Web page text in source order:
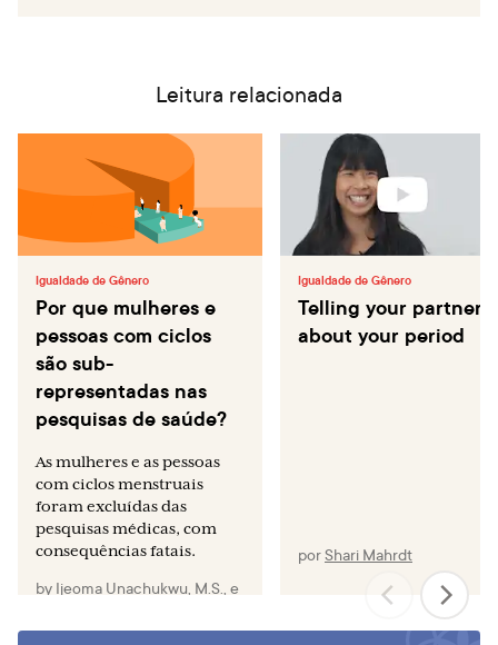
https://www1.folha.uol.com.br/colunas/tabata-
amaral/2020/03/pobreza-menstrual.shtml
19/Mar/2020.
Disponível em
https://g1.globo.com/rj/rio-de-
janeiro/noticia/2020/07/03/rj-sanciona-lei-que-inclui-
absorventes-e-fraldas-descartaveis-infantis-e-
geriatricas-em-cesta-basica.ghtml
. Acesso em
07/Jul/2020.
Leitura relacionada
Igualdade de Gênero
Por que mulheres e
pessoas com ciclos
são sub-
representadas nas
pesquisas de saúde?
As mulheres e as pessoas
com ciclos menstruais
foram excluídas das
pesquisas médicas, com
consequências fatais.
by Ijeoma Unachukwu, M.S., e
Igualdade de Gênero
Telling your partner
about your period
porShari Mahrdt